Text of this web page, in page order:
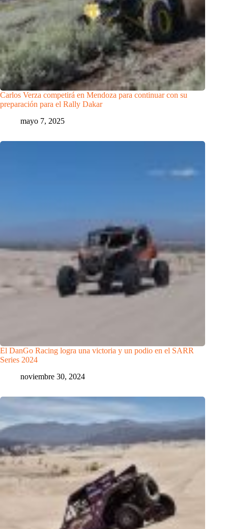
Carlos Verza competirá en Mendoza para continuar con su
preparación para el Rally Dakar
mayo 7, 2025
El DanGo Racing logra una victoria y un podio en el SARR
Series 2024
noviembre 30, 2024